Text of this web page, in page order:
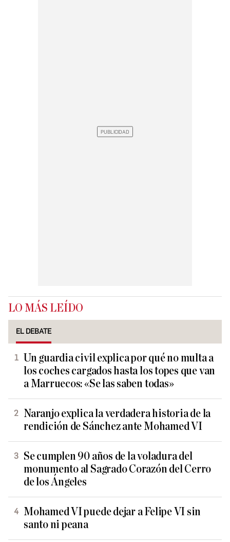
LO MÁS LEÍDO
EL DEBATE
Un guardia civil explica por qué no multa a
los coches cargados hasta los topes que van
a Marruecos: «Se las saben todas»
Naranjo explica la verdadera historia de la
rendición de Sánchez ante Mohamed VI
Se cumplen 90 años de la voladura del
monumento al Sagrado Corazón del Cerro
de los Ángeles
Mohamed VI puede dejar a Felipe VI sin
santo ni peana